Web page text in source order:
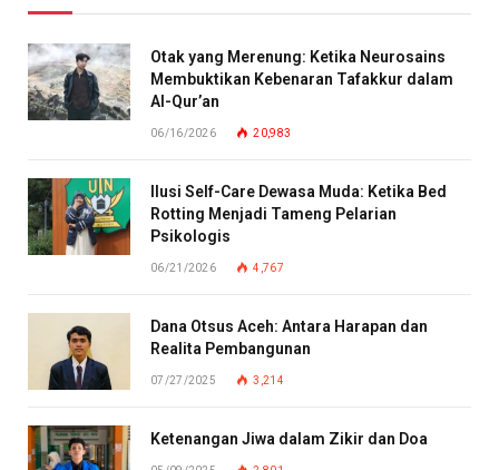
Otak yang Merenung: Ketika Neurosains
Membuktikan Kebenaran Tafakkur dalam
Al-Qur’an
06/16/2026 20,983
Ilusi Self-Care Dewasa Muda: Ketika Bed
Rotting Menjadi Tameng Pelarian
Psikologis
06/21/2026 4,767
Dana Otsus Aceh: Antara Harapan dan
Realita Pembangunan
07/27/2025 3,214
Ketenangan Jiwa dalam Zikir dan Doa